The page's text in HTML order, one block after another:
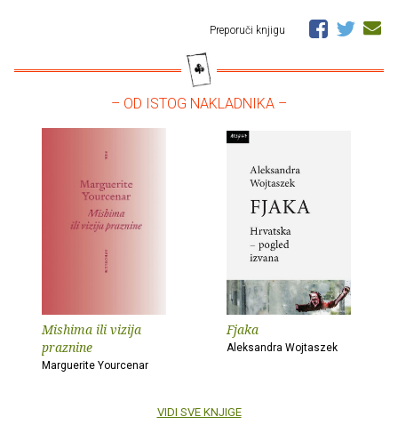
Preporuči knjigu
– OD ISTOG NAKLADNIKA –
Mishima ili vizija
praznine
Marguerite Yourcenar
Fjaka
Aleksandra Wojtaszek
VIDI SVE KNJIGE